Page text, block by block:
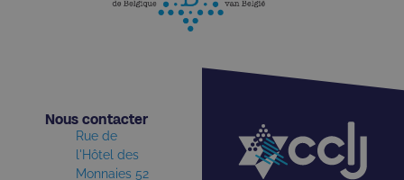
Nous contacter​
Rue de
l'Hôtel des
Monnaies 52